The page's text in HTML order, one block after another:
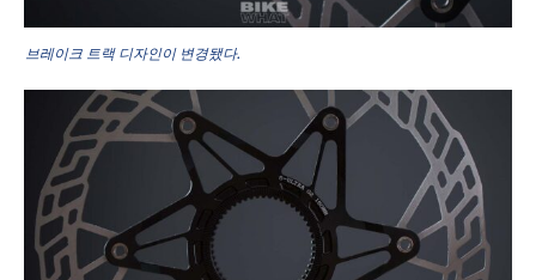
브레이크 트랙 디자인이 변경됐다.